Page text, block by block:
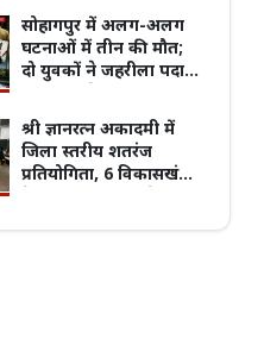
पर बुलाने की मांग
सोहागपुर में अलग-अलग
घटनाओं में तीन की मौत;
दो युवकों ने जहरीला पदार्थ
का शव पटरियों पर मिला
श्री ज्ञानरत्न अकादमी में
जिला स्तरीय शतरंज
प्रतियोगिता, 6 विकासखंडों